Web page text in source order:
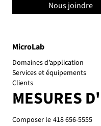
Nous joindre
MicroLab
Domaines d’application
Services et équipements
Clients
MESURES
Composer le 418 656-5555